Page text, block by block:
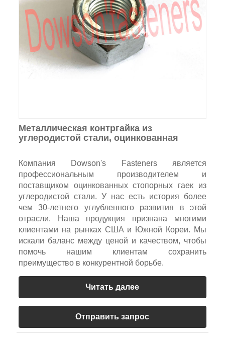
Металлическая контргайка из
углеродистой стали, оцинкованная
Компания Dowson's Fasteners является
профессиональным производителем и
поставщиком оцинкованных стопорных гаек из
углеродистой стали. У нас есть история более
чем 30-летнего углубленного развития в этой
отрасли. Наша продукция признана многими
клиентами на рынках США и Южной Кореи. Мы
искали баланс между ценой и качеством, чтобы
помочь нашим клиентам сохранить
преимущество в конкурентной борьбе.
Читать далее
Отправить запрос